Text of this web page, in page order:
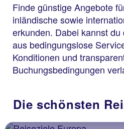
Finde günstige Angebote
inländische sowie
erkunden. Dabei kannst
aus bedingungslose
Konditionen und
Buchungsbedingungen
Die schönsten